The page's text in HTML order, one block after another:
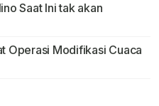
Saat Ini tak akan
Operasi Modifikasi Cuaca